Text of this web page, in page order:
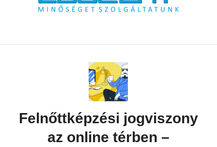
Felnőttképzési jogviszony
az online térben –